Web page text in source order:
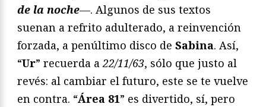
de la noche—. Algunos de sus textos
suenan a refrito adulterado, a reinvención
forzada, a penúltimo disco de Sabina. Así,
“Ur” recuerda a22/11/63, sólo que justo al
revés: al cambiar el futuro, este se te vuelve
en contra. “Área 81” es divertido, sí, pero